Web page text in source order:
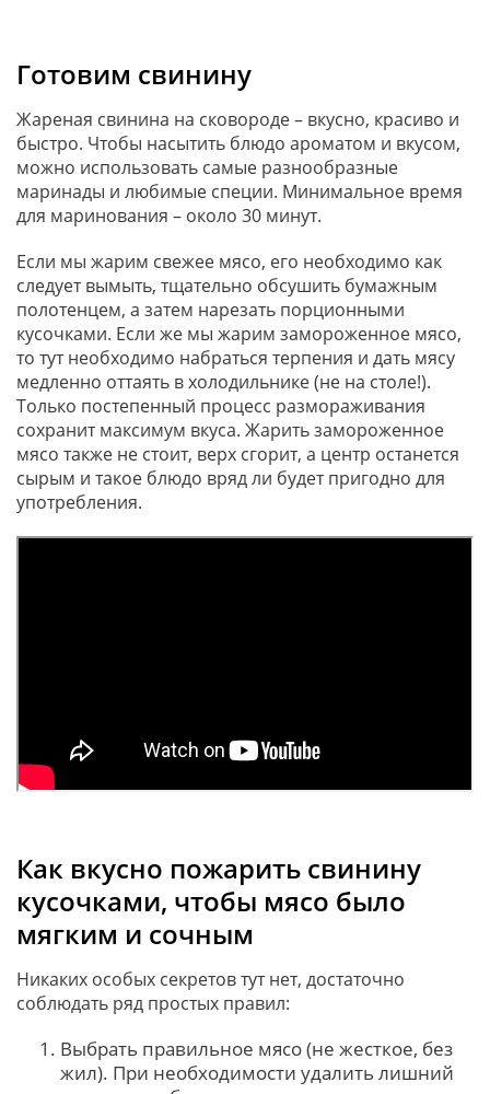
Готовим свинину
Жареная свинина на сковороде – вкусно, красиво и
быстро. Чтобы насытить блюдо ароматом и вкусом,
можно использовать самые разнообразные
маринады и любимые специи. Минимальное время
для маринования – около 30 минут.
Если мы жарим свежее мясо, его необходимо как
следует вымыть, тщательно обсушить бумажным
полотенцем, а затем нарезать порционными
кусочками. Если же мы жарим замороженное мясо,
то тут необходимо набраться терпения и дать мясу
медленно оттаять в холодильнике (не на столе!).
Только постепенный процесс размораживания
сохранит максимум вкуса. Жарить замороженное
мясо также не стоит, верх сгорит, а центр останется
сырым и такое блюдо вряд ли будет пригодно для
употребления.
Как вкусно пожарить свинину
кусочками, чтобы мясо было
мягким и сочным
Никаких особых секретов тут нет, достаточно
соблюдать ряд простых правил:
Выбрать правильное мясо (не жесткое, без
жил). При необходимости удалить лишний